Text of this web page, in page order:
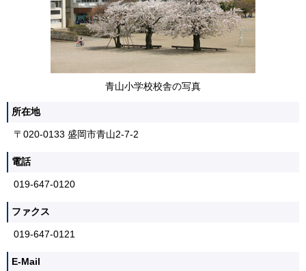
青山小学校校舎の写真
所在地
〒020-0133 盛岡市青山2-7-2
電話
019-647-0120
ファクス
019-647-0121
E-Mail